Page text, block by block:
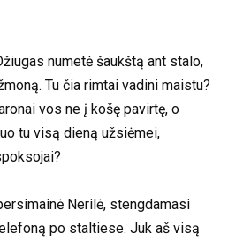
numetė šaukštą ant stalo,
Tu čia rimtai vadini maistu?
vos ne į košę pavirtę, o
tu visą dieną užsiėmei,
Nerilė, stengdamasi
po staltiese. Juk aš visą